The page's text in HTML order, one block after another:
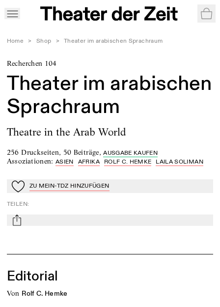
Home > Shop > Theater im arabischen Sprachraum
Recherchen 104
Theater im arabischen
Sprachraum
Theatre in the Arab World
256 Druckseiten, 50 Beiträge,AUSGABE KAUFEN
Assoziationen: ASIEN AFRIKA ROLF C. HEMKE LAILA SOLIMAN
Zu Mein-TdZ hinzufügen
ZU MEIN-TDZ HINZUFÜGEN
TEILEN:
mail
Editorial
von Rolf C. Hemke